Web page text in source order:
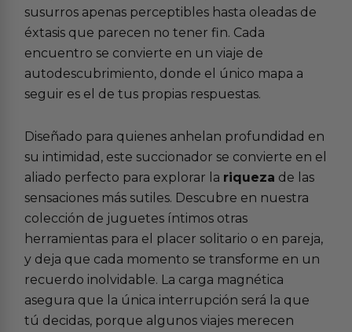
susurros apenas perceptibles hasta oleadas de
éxtasis que parecen no tener fin. Cada
encuentro se convierte en un viaje de
autodescubrimiento, donde el único mapa a
seguir es el de tus propias respuestas.
Diseñado para quienes anhelan profundidad en
su intimidad, este succionador se convierte en el
aliado perfecto para explorar la riqueza de las
sensaciones más sutiles. Descubre en nuestra
colección de juguetes íntimos otras
herramientas para el placer solitario o en pareja,
y deja que cada momento se transforme en un
recuerdo inolvidable. La carga magnética
asegura que la única interrupción será la que
tú decidas, porque algunos viajes merecen